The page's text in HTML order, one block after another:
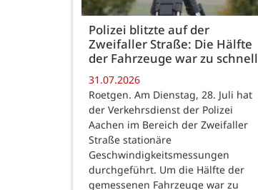
Polizei blitzte auf der
Zweifaller Straße: Die Hälfte
der Fahrzeuge war zu schnell
31.07.2026
Roetgen. Am Dienstag, 28. Juli hat
der Verkehrsdienst der Polizei
Aachen im Bereich der Zweifaller
Straße stationäre
Geschwindigkeitsmessungen
durchgeführt. Um die Hälfte der
gemessenen Fahrzeuge war zu